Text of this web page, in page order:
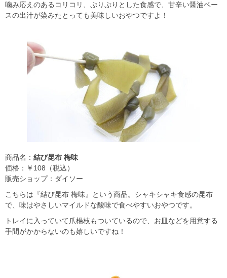
噛み応えのあるコリコリ、ぷりぷりとした食感で、甘辛い醤油ベー
スの出汁が染みたとっても美味しいおやつですよ！
商品名： 結び昆布 梅味
価格：￥108（税込）
販売ショップ：ダイソー
こちらは『結び昆布 梅味』という商品。シャキシャキ食感の昆布
で、味はやさしいマイルドな酸味で食べやすいおやつです。
トレイに入っていて爪楊枝もついているので、お皿などを用意する
手間がかからないのも嬉しいですね！